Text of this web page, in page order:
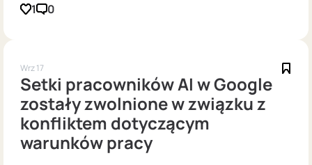
1 0
Wrz 17
Setki pracowników AI w Google
zostały zwolnione w związku z
konfliktem dotyczącym
warunków pracy